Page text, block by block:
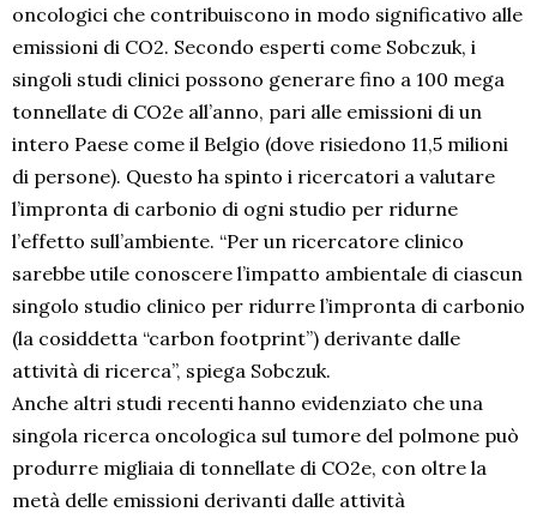
oncologici che contribuiscono in modo significativo alle
emissioni di CO2. Secondo esperti come Sobczuk, i
singoli studi clinici possono generare fino a 100 mega
tonnellate di CO2e all’anno, pari alle emissioni di un
intero Paese come il Belgio (dove risiedono 11,5 milioni
di persone). Questo ha spinto i ricercatori a valutare
l’impronta di carbonio di ogni studio per ridurne
l’effetto sull’ambiente. “Per un ricercatore clinico
sarebbe utile conoscere l’impatto ambientale di ciascun
singolo studio clinico per ridurre l’impronta di carbonio
(la cosiddetta “carbon footprint”) derivante dalle
attività di ricerca”, spiega Sobczuk.
Anche altri studi recenti hanno evidenziato che una
singola ricerca oncologica sul tumore del polmone può
produrre migliaia di tonnellate di CO2e, con oltre la
metà delle emissioni derivanti dalle attività